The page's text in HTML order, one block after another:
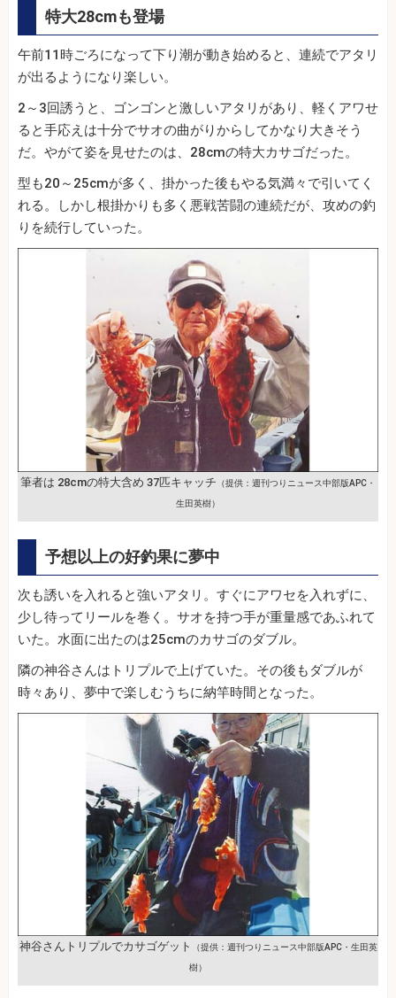
特大28cmも登場
午前11時ごろになって下り潮が動き始めると、連続でアタリ
が出るようになり楽しい。
2～3回誘うと、ゴンゴンと激しいアタリがあり、軽くアワせ
ると手応えは十分でサオの曲がりからしてかなり大きそう
だ。やがて姿を見せたのは、28cmの特大カサゴだった。
型も20～25cmが多く、掛かった後もやる気満々で引いてく
れる。しかし根掛かりも多く悪戦苦闘の連続だが、攻めの釣
りを続行していった。
筆者は 28cmの特大含め 37匹キャッチ （提供：週刊つりニュース中部版APC・
生田英樹）
予想以上の好釣果に夢中
次も誘いを入れると強いアタリ。すぐにアワセを入れずに、
少し待ってリールを巻く。サオを持つ手が重量感であふれて
いた。水面に出たのは25cmのカサゴのダブル。
隣の神谷さんはトリプルで上げていた。その後もダブルが
時々あり、夢中で楽しむうちに納竿時間となった。
神谷さんトリプルでカサゴゲット （提供：週刊つりニュース中部版APC・生田英
樹）